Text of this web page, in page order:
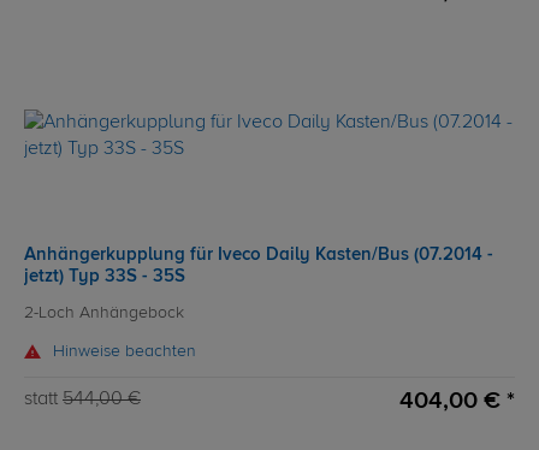
Anhängerkupplung für Iveco Daily Kasten/Bus (07.2014 -
jetzt) Typ 33S - 35S
2-Loch Anhängebock
Hinweise beachten
statt 544,00 € 404,00 € *